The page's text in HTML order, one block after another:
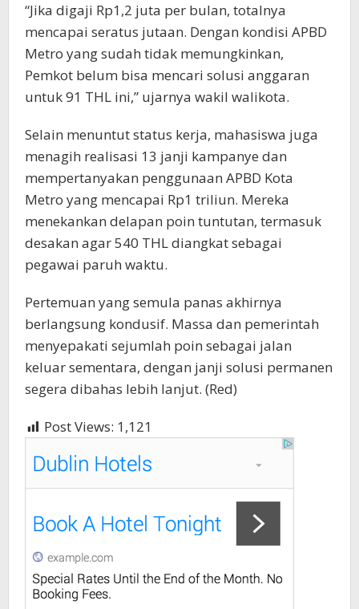
“Jika digaji Rp1,2 juta per bulan, totalnya
mencapai seratus jutaan. Dengan kondisi APBD
Metro yang sudah tidak memungkinkan,
Pemkot belum bisa mencari solusi anggaran
untuk 91 THL ini,” ujarnya wakil walikota.
Selain menuntut status kerja, mahasiswa juga
menagih realisasi 13 janji kampanye dan
mempertanyakan penggunaan APBD Kota
Metro yang mencapai Rp1 triliun. Mereka
menekankan delapan poin tuntutan, termasuk
desakan agar 540 THL diangkat sebagai
pegawai paruh waktu.
Pertemuan yang semula panas akhirnya
berlangsung kondusif. Massa dan pemerintah
menyepakati sejumlah poin sebagai jalan
keluar sementara, dengan janji solusi permanen
segera dibahas lebih lanjut. (Red)
Post Views: 1,121